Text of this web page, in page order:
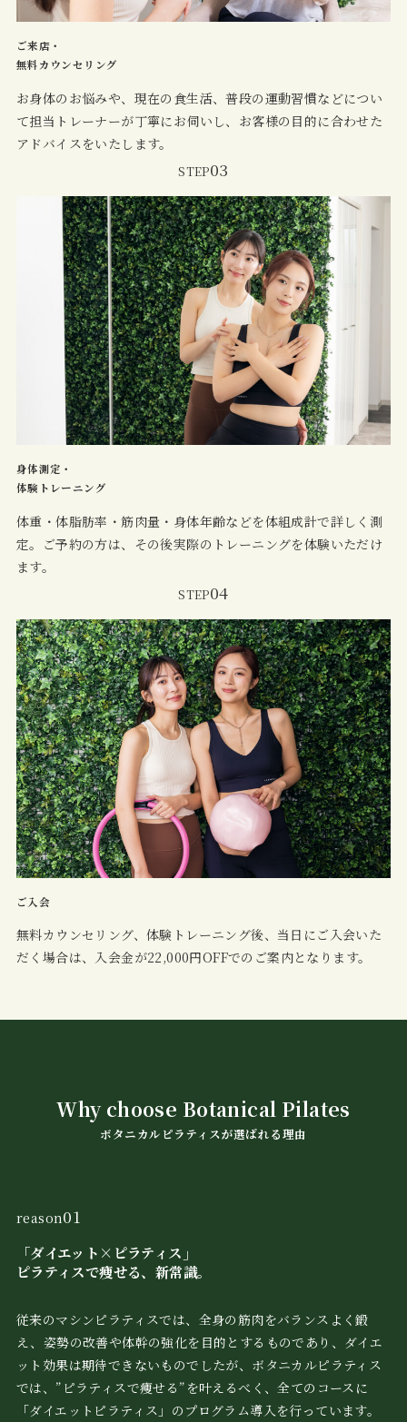
ご来店・
無料カウンセリング
お身体のお悩みや、現在の食生活、普段の運動習慣などについ
て担当トレーナーが丁寧にお伺いし、お客様の目的に合わせた
アドバイスをいたします。
STEP03
身体測定・
体験トレーニング
体重・体脂肪率・筋肉量・身体年齢などを体組成計で詳しく測
定。ご予約の方は、その後実際のトレーニングを体験いただけ
ます。
STEP04
ご入会
無料カウンセリング、体験トレーニング後、当日にご入会いた
だく場合は、入会金が22,000円OFFでのご案内となります。
Why choose Botanical Pilates
ボタニカルピラティスが選ばれる理由
reason01
「ダイエット×ピラティス」
ピラティスで痩せる、新常識。
従来のマシンピラティスでは、全身の筋肉をバランスよく鍛
え、姿勢の改善や体幹の強化を目的とするものであり、ダイエ
ット効果は期待できないものでしたが、ボタニカルピラティス
では、”ピラティスで痩せる”を叶えるべく、全てのコースに
「ダイエットピラティス」のプログラム導入を行っています。